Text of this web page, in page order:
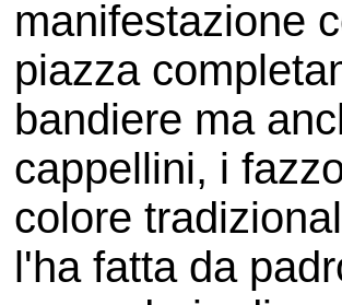
manifestazione
piazza
bandiere ma
cappellini, i
colore
l'ha fatta da